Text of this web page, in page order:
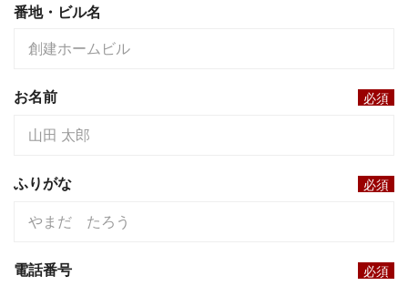
番地・ビル名
お名前 必須
ふりがな 必須
電話番号 必須